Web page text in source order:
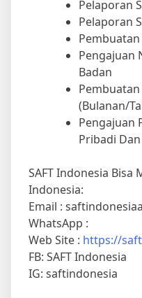
Pelaporan
Pelaporan
Pengajuan
Badan
(Bulanan/
Pengajuan
Pribadi
SAFT Indonesia Bisa
Indonesia:
Email :
WhatsApp :
Web Site : https://
FB: SAFT Indonesia
IG: saftindonesia